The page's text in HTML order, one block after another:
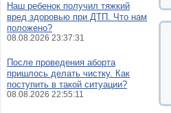
Наш ребенок получил тяжкий
вред здоровью при ДТП. Что нам
положено?
08.08.2026 23:37:31
После проведения аборта
пришлось делать чистку. Как
поступить в такой ситуации?
08.08.2026 22:55:11